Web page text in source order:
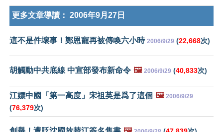
更多文章導讀： 2006年9月27日
這不是件壞事！鄭恩寵再被傳喚六小時 2006/9/29 (22,668次)
胡觸動中共底線 中宣部發布新命令 🖼️ 2006/9/29 (40,833次)
江嫖中國「第一高度」宋祖英是爲了這個 🖼️ 2006/9/29
(76,379次)